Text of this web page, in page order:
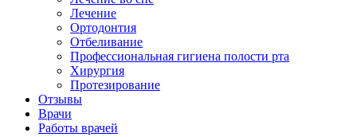
Лечение
Ортодонтия
Отбеливание
Профессиональная гигиена полости рта
Хирургия
Протезирование
Отзывы
Врачи
Работы врачей